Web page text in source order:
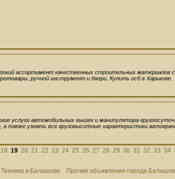
ассортимент качественных строительных материалов с
ручной инструмент и двери. Купить осб в Харькове.
услуги автомобильных вышек и манипулятора
также узнать все грузовысотные характеристики
18 19 20 21 22 23 24 25 26 27 28 29 30 31 32 33 34
Техника в Балашове Прочие объявления города